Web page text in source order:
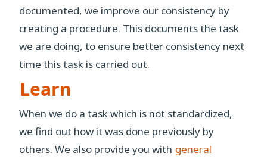
documented, we improve our consistency by
creating a procedure. This documents the task
we are doing, to ensure better consistency next
time this task is carried out.
Learn
When we do a task which is not standardized,
we find out how it was done previously by
others. We also provide you with general